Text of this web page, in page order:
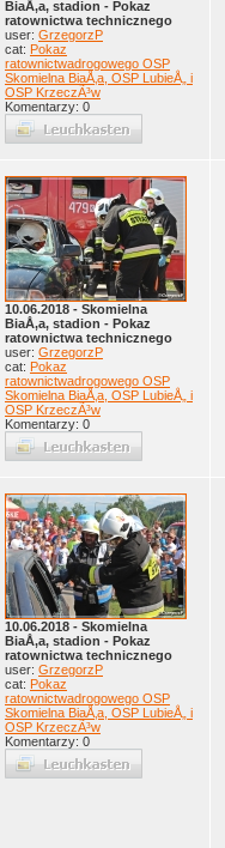
BiaÅ‚a, stadion - Pokaz
ratownictwa technicznego
user: GrzegorzP
cat: Pokaz
ratownictwadrogowego OSP
Skomielna BiaÅ‚a, OSP LubieÅ„ i
OSP KrzeczÃ³w
Komentarzy: 0
10.06.2018 - Skomielna
BiaÅ‚a, stadion - Pokaz
ratownictwa technicznego
user: GrzegorzP
cat: Pokaz
ratownictwadrogowego OSP
Skomielna BiaÅ‚a, OSP LubieÅ„ i
OSP KrzeczÃ³w
Komentarzy: 0
10.06.2018 - Skomielna
BiaÅ‚a, stadion - Pokaz
ratownictwa technicznego
user: GrzegorzP
cat: Pokaz
ratownictwadrogowego OSP
Skomielna BiaÅ‚a, OSP LubieÅ„ i
OSP KrzeczÃ³w
Komentarzy: 0